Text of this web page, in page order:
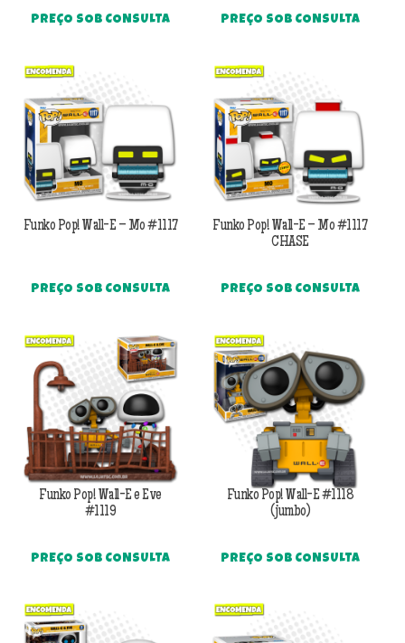
PREÇO SOB CONSULTA PREÇO SOB CONSULTA
Funko Pop! Wall-E – Mo #1117
PREÇO SOB CONSULTA
Funko Pop! Wall-E – Mo #1117
CHASE
PREÇO SOB CONSULTA
Funko Pop! Wall-E e Eve
#1119
PREÇO SOB CONSULTA
Funko Pop! Wall-E #1118
(jumbo)
PREÇO SOB CONSULTA